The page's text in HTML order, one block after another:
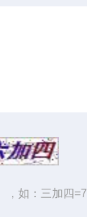
，如：三加四=7